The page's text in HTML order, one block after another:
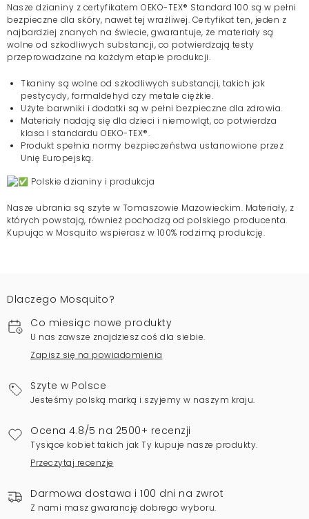
Nasze dzianiny z certyfikatem OEKO-TEX® Standard 100 są w pełni
bezpieczne dla skóry, nawet tej wrażliwej. Certyfikat ten, jeden z
najbardziej znanych na świecie, gwarantuje, że materiały są
wolne od szkodliwych substancji, co potwierdzają testy
przeprowadzane na każdym etapie produkcji.
Tkaniny są wolne od szkodliwych substancji, takich jak
pestycydy, formaldehyd czy metale ciężkie.
Użyte barwniki i dodatki są w pełni bezpieczne dla zdrowia.
Materiały nadają się dla dzieci i niemowląt, co potwierdza
klasa I standardu OEKO-TEX®.
Produkt spełnia normy bezpieczeństwa ustanowione przez
Unię Europejską.
Polskie dzianiny i produkcja
Nasze ubrania są szyte w Tomaszowie Mazowieckim. Materiały, z
których powstają, również pochodzą od polskiego producenta.
Kupując w Mosquito wspierasz w 100% rodzimą produkcję.
Dlaczego Mosquito?
Co miesiąc nowe produkty
U nas zawsze znajdziesz coś dla siebie.
Zapisz się na powiadomienia
Szyte w Polsce
Jesteśmy polską marką i szyjemy w naszym kraju.
Ocena 4.8/5 na 2500+ recenzji
Tysiące kobiet takich jak Ty kupuje nasze produkty.
Przeczytaj recenzje
Darmowa dostawa i 100 dni na zwrot
Z nami masz gwarancję dobrego wyboru.